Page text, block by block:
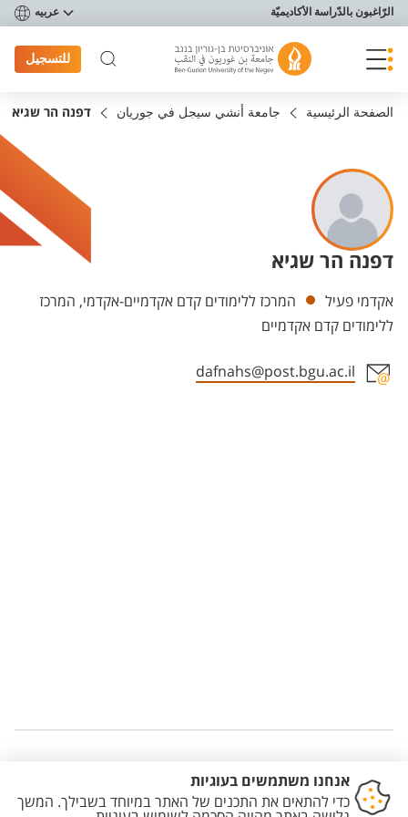
תפריט נגישות
الرّاغبون بالدّراسة الأكاديميّة عربيه
للتسجيل
الصفحة الرئيسية جامعة أنشي سيجل في جوريان דפנה הר שגיא
דפנה הר שגיא
Departments
אקדמי פעיל
המרכז ללימודים קדם אקדמיים-אקדמי, המרכז
ללימודים קדם אקדמיים
dafnahs@post.bgu.ac.il